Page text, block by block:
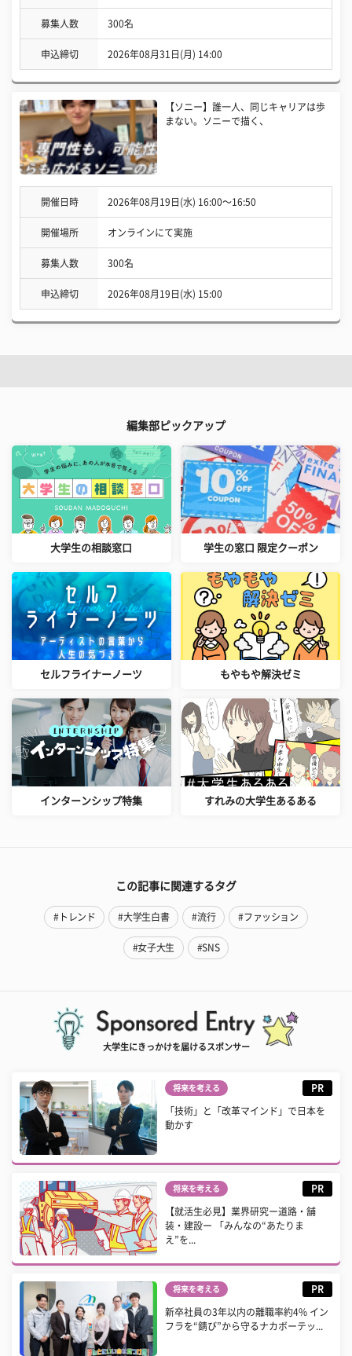
募集人数 300名
申込締切 2026年08月31日(月) 14:00
【ソニー】誰一人、同じキャリアは歩
まない。ソニーで描く、
開催日時 2026年08月19日(水) 16:00〜16:50
開催場所 オンラインにて実施
募集人数 300名
申込締切 2026年08月19日(水) 15:00
編集部ピックアップ
大学生の相談窓口 学生の窓口 限定クーポン
セルフライナーノーツ もやもや解決ゼミ
インターンシップ特集 すれみの大学生あるある
この記事に関連するタグ
#トレンド #大学生白書 #流行 #ファッション
#女子大生 #SNS
大学生にきっかけを届けるスポンサー
将来を考える PR
「技術」と「改革マインド」で日本を
動かす
将来を考える PR
【就活生必見】業界研究ー道路・舗
装・建設ー 「みんなの“あたりま
え”を...
将来を考える PR
新卒社員の3年以内の離職率約4% イン
フラを“錆び”から守るナカボーテッ...